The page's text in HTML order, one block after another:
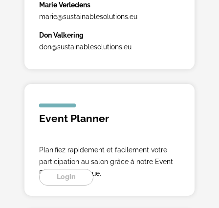
Marie Verledens
marie@sustainablesolutions.eu
Don Valkering
don@sustainablesolutions.eu
Event Planner
Planifiez rapidement et facilement votre
participation au salon grâce à notre Event
Planner numérique.
Login